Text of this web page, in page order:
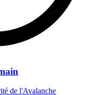
de l'Avalanche